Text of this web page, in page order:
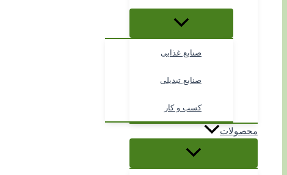
صنایع غذایی
صنایع تبدیلی
کسب و کار
محصولات